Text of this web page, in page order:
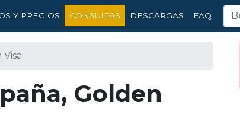
Y PRECIOS CONSULTAS DESCARGAS FAQ
Golden